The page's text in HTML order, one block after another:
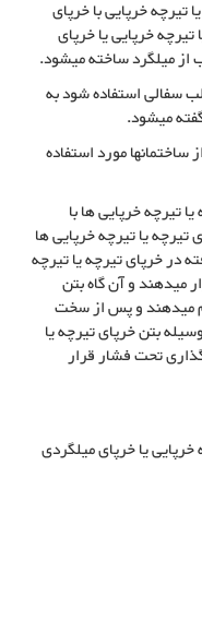
تیرچه خرپایی با خرپای
خرپایی یا خرپای
میلگرد ساخته میشود.
سفالی استفاده شود به
میشود.
مورد استفاده
تیرچه خرپایی ها با
تیرچه یا تیرچه خرپایی ها
در خرپای تیرچه یا تیرچه
میدهند و آن گاه بتن
میدهند و پس از سخت
بتن خرپای تیرچه یا
تحت فشار قرار
یا خرپای میلگردی